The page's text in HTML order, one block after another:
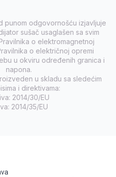
punom odgovornošću izjavljuje
sušač usaglašen sa svim
o elektromagnetnoj
o električnoj opremi
u okviru određenih granica i
napona.
u skladu sa sledećim
i direktivama:
2014/30/EU
2014/35/EU